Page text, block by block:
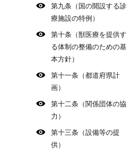
第九条（国の開設する診
療施設の特例）
第十条（獣医療を提供す
る体制の整備のための基
本方針）
第十一条（都道府県計
画）
第十二条（関係団体の協
力）
第十三条（設備等の提
供）